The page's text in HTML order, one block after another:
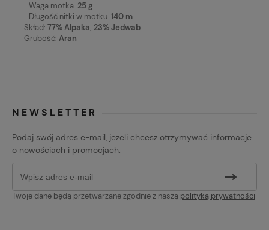
Waga motka: 25 g
Długość nitki w motku: 140 m
Skład: 77% Alpaka, 23% Jedwab
Grubość: Aran
NEWSLETTER
Podaj swój adres e-mail, jeżeli chcesz otrzymywać informacje
o nowościach i promocjach.
Twoje dane będą przetwarzane zgodnie z naszą polityką prywatności